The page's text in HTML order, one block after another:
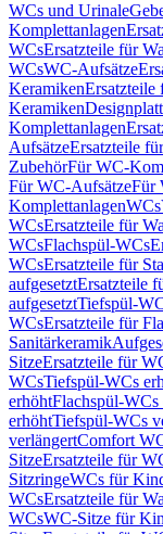
WCs und Urinale
Komplettanlagen
WCsErsatzteile für
WCsWC-Aufsätze
Keramiken
Keramiken
Komplettanlagen
AufsätzeErsatzteile
ZubehörFür WC-
Für WC-AufsätzeFür
KomplettanlagenWCs
WCsErsatzteile für
WCsFlachspül-WCs
WCsErsatzteile für
aufgesetztErsatzteile
aufgesetztTiefspül-
WCsErsatzteile für
Sanitärkeramik
SitzeErsatzteile für
WCsTiefspül-WCs
erhöhtFlachspül-WCs
erhöhtTiefspül-WCs
verlängertComfort
SitzeErsatzteile für
SitzringeWCs für
WCsErsatzteile für
WCsWC-Sitze für